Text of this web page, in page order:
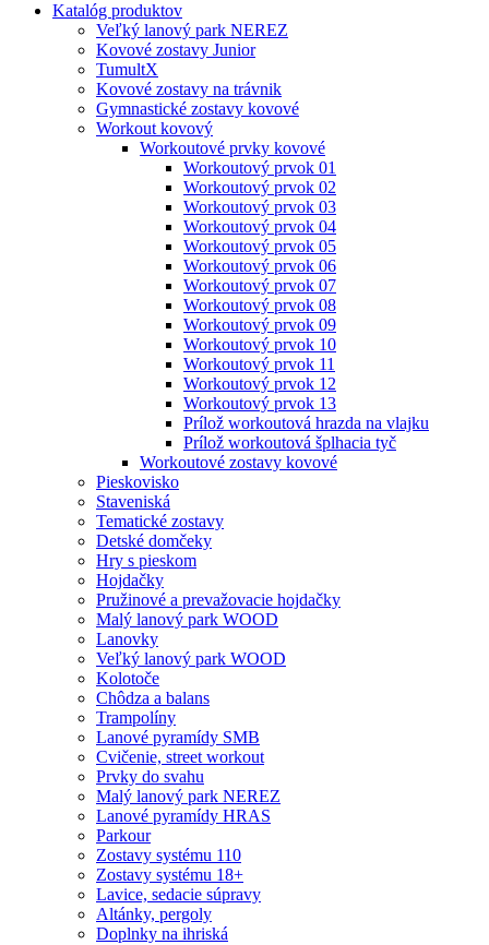
Katalóg produktov
Veľký lanový park NEREZ
Kovové zostavy Junior
TumultX
Kovové zostavy na trávnik
Gymnastické zostavy kovové
Workout kovový
Workoutové prvky kovové
Workoutový prvok 01
Workoutový prvok 02
Workoutový prvok 03
Workoutový prvok 04
Workoutový prvok 05
Workoutový prvok 06
Workoutový prvok 07
Workoutový prvok 08
Workoutový prvok 09
Workoutový prvok 10
Workoutový prvok 11
Workoutový prvok 12
Workoutový prvok 13
Prílož workoutová hrazda na vlajku
Prílož workoutová šplhacia tyč
Workoutové zostavy kovové
Pieskovisko
Staveniská
Tematické zostavy
Detské domčeky
Hry s pieskom
Hojdačky
Pružinové a prevažovacie hojdačky
Malý lanový park WOOD
Lanovky
Veľký lanový park WOOD
Kolotoče
Chôdza a balans
Trampolíny
Lanové pyramídy SMB
Cvičenie, street workout
Prvky do svahu
Malý lanový park NEREZ
Lanové pyramídy HRAS
Parkour
Zostavy systému 110
Zostavy systému 18+
Lavice, sedacie súpravy
Altánky, pergoly
Doplnky na ihriská